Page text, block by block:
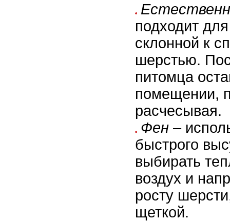
подходит
склонной к
шерстью.
питомца
помещении,
расчесывая.
Фен –
быстрого
выбирать
воздух и
росту
щеткой.